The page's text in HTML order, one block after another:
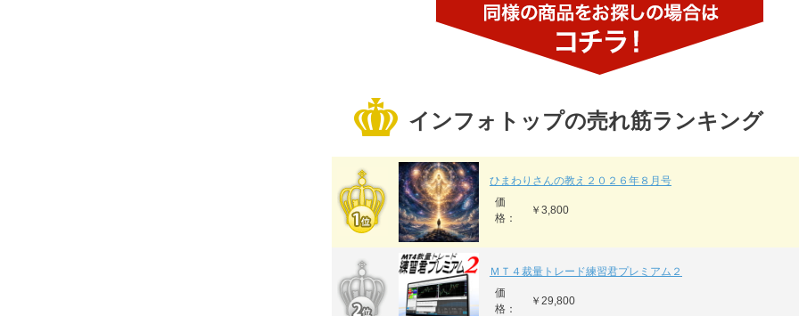
インフォトップの売れ筋ランキング
ひまわりさんの教え２０２６年８月号
価
格：
￥3,800
ＭＴ４裁量トレード練習君プレミアム２
価
格：
￥29,800